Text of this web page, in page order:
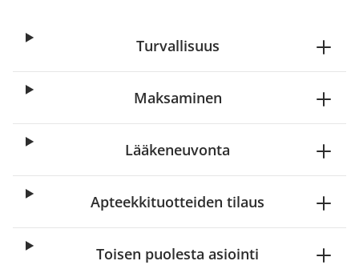
Turvallisuus
Maksaminen
Lääkeneuvonta
Apteekkituotteiden tilaus
Toisen puolesta asiointi